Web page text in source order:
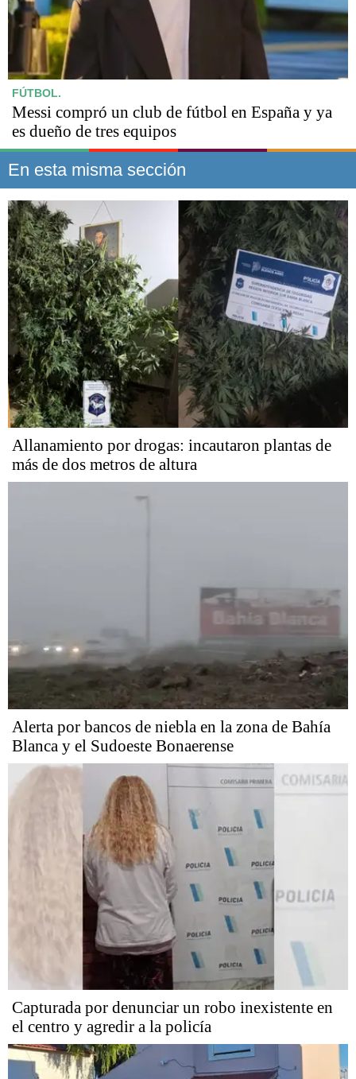
FÚTBOL.
Messi compró un club de fútbol en España y ya
es dueño de tres equipos
En esta misma sección
Allanamiento por drogas: incautaron plantas de
más de dos metros de altura
Alerta por bancos de niebla en la zona de Bahía
Blanca y el Sudoeste Bonaerense
Capturada por denunciar un robo inexistente en
el centro y agredir a la policía